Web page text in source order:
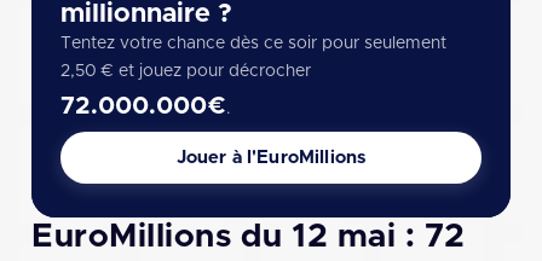
millionnaire ?
Tentez votre chance dès ce soir pour seulement
2,50 € et jouez pour décrocher
72.000.000€.
Jouer à l'EuroMillions
EuroMillions du 12 mai : 72